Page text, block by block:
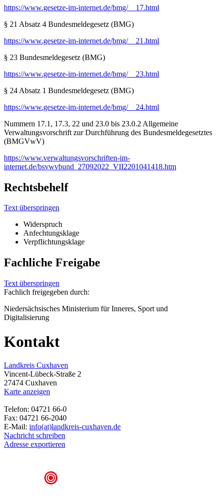
https://www.gesetze-im-internet.de/bmg/__17.html
§ 21 Absatz 4 Bundesmeldegesetz (BMG)
https://www.gesetze-im-internet.de/bmg/__21.html
§ 23 Bundesmeldegesetz (BMG)
https://www.gesetze-im-internet.de/bmg/__23.html
§ 24 Absatz 1 Bundesmeldegesetz (BMG)
https://www.gesetze-im-internet.de/bmg/__24.html
Nummern 17.1, 17.3, 22 und 23.0 bis 23.0.2 Allgemeine
Verwaltungsvorschrift zur Durchführung des Bundesmeldegesetztes
(BMGVwV)
https://www.verwaltungsvorschriften-im-
internet.de/bsvwvbund_27092022_VII2201041418.htm
Rechtsbehelf
Text überspringen
Widerspruch
Anfechtungsklage
Verpflichtungsklage
Fachliche Freigabe
Text überspringen
Fachlich freigegeben durch:
Niedersächsisches Ministerium für Inneres, Sport und
Digitalisierung
Kontakt
Landkreis Cuxhaven
Vincent-Lübeck-Straße 2
27474 Cuxhaven
Karte anzeigen
Telefon: 04721 66-0
Fax: 04721 66-2040
E-Mail: info(at)landkreis-cuxhaven.de
Nachricht schreiben
Adresse exportieren